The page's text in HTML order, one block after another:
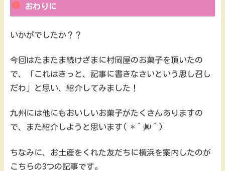
おわりに
いかがでしたか？？
今回はたまたま続けざまに村岡屋のお菓子を頂いたの
で、「これはきっと、記事に書きなさいという思し召し
だわ」と思い、紹介してみました！
九州には他にもおいしいお菓子がたくさんありますの
で、また紹介しようと思います( *´艸｀)
ちなみに、お土産をくれた友だちに横浜を案内したのが
こちらの3つの記事です。